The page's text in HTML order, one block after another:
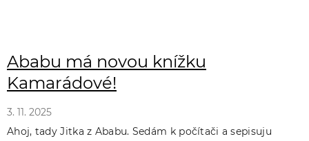
Ababu má novou knížku
Kamarádové!
3. 11. 2025
Ahoj, tady Jitka z Ababu. Sedám k počítači a sepisuju